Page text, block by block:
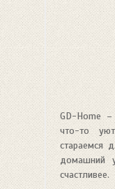
GD-Home –
что-то
стараемся
домашний
счастливее.